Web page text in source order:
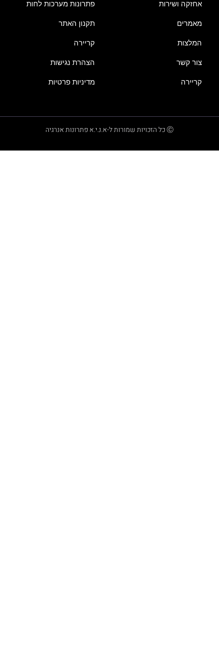
אחזקה ושירות
מאמרים
המלצות
צור קשר
קריירה
פתרונות מערכות לחות
תקנון האתר
קריירה
הצהרת נגישות
מדיניות פרטיות
Ⓒ כל הזכויות שמורות ל-א.נ.י.א פתרונות אנרגיה